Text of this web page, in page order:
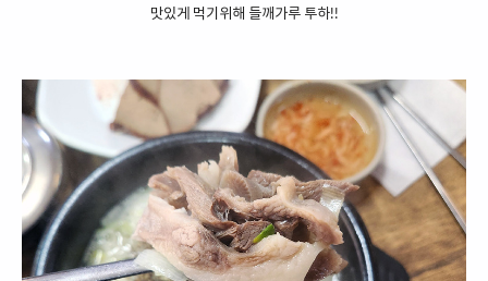
맛있게 먹기위해 들깨가루 투하!!